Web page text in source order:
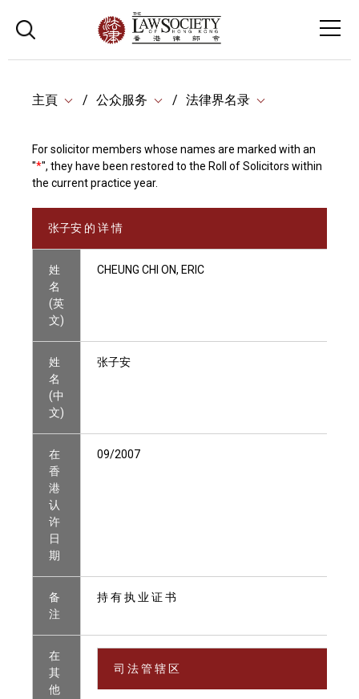
主頁 公众服务 法律界名录
For solicitor members whose names are marked with an
"*", they have been restored to the Roll of Solicitors within
the current practice year.
张子安 的 详 情
姓
名
(英
文)
CHEUNG CHI ON, ERIC
姓
名
(中
文)
张子安
在
香
港
认
许
日
期
09/2007
备
注
持 有 执 业 证 书
在
其
他
司 法 管 辖 区